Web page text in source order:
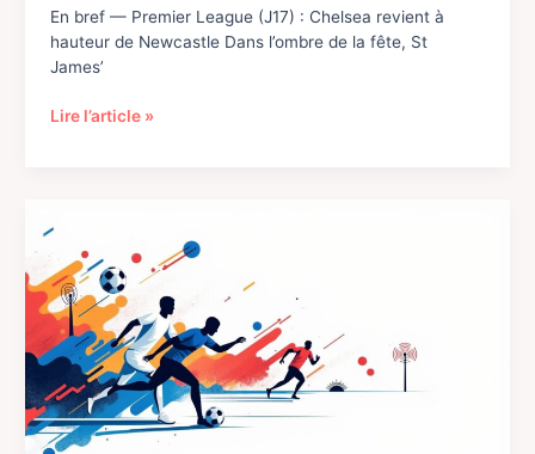
En bref — Premier League (J17) : Chelsea revient à
hauteur de Newcastle Dans l’ombre de la fête, St
James’
Premier
revient
hauteur
de
Newcastle
Lire l’article »